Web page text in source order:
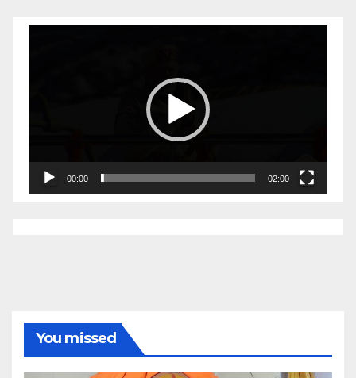
00:00 02:00
You missed